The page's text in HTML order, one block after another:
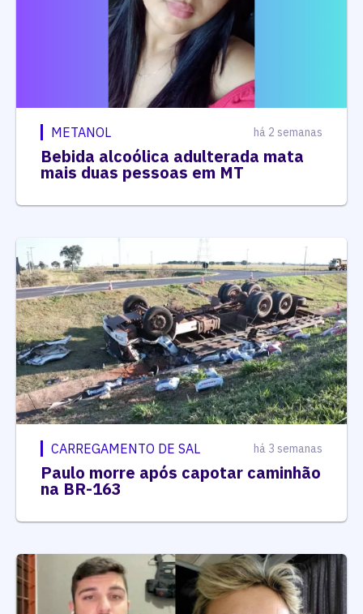
METANOL há 2 semanas
Bebida alcoólica adulterada mata
mais duas pessoas em MT
CARREGAMENTO DE SAL há 3 semanas
Paulo morre após capotar caminhão
na BR-163